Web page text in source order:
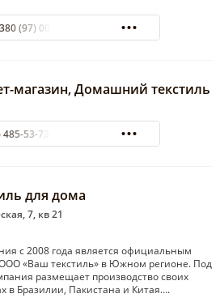
(97) 00-33-793
магазин, Домашний текстиль
53-73 380974045968
для дома
7, кв 21
с 2008 года является официальным
«Ваш текстиль» в Южном регионе. Под
размещает производство своих
в Бразилии, Пакистана и Китая….